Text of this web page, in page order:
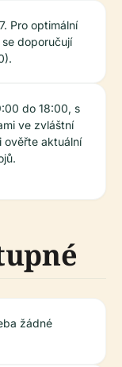
Pro optimální
doporučují
do 18:00, s
ve zvláštní
ověřte aktuální
žádné